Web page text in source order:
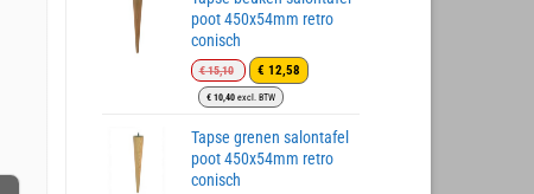
poot 450x54mm retro
conisch
€15,10
Oorspronkelijke
prijs
was:
€ 15,10.
€ 12,58 Huidige
€ 12,58.
€10,40excl. BTW
Tapse grenen salontafel
poot 450x54mm retro
conisch